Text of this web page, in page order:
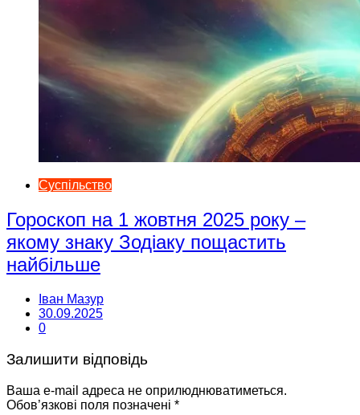
Суспільство
Гороскоп на 1 жовтня 2025 року –
якому знаку Зодіаку пощастить
найбільше
Іван Мазур
30.09.2025
0
Залишити відповідь
Ваша e-mail адреса не оприлюднюватиметься.
Обов’язкові поля позначені *